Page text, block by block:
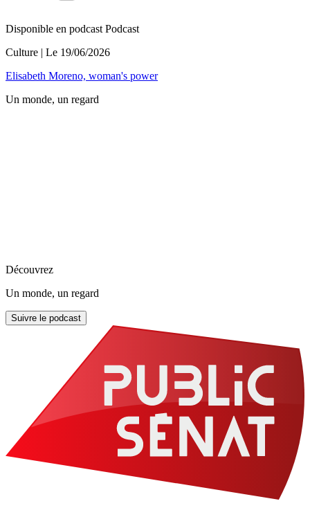
Disponible en podcast Podcast
Culture | Le 19/06/2026
Elisabeth Moreno, woman's power
Un monde, un regard
Découvrez
Un monde, un regard
Suivre le podcast